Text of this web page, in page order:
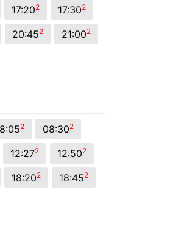
17:202 17:302
20:452 21:002
2 08:302
12:272 12:502
18:202 18:452